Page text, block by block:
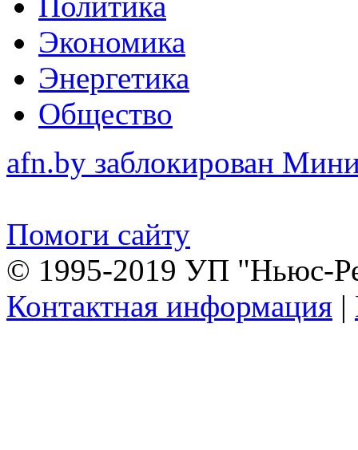
Экономика
Энергетика
Общество
afn.by заблокирован
Помоги сайту
© 1995-2019 УП "Ньюс-
Контактная информация |